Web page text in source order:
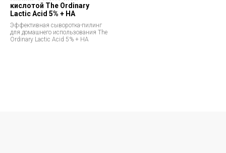
кислотой The Ordinary
Lactic Acid 5% + HA
Эффективная сыворотка-пилинг
для домашнего использования The
Ordinary Lactic Acid 5% + HA